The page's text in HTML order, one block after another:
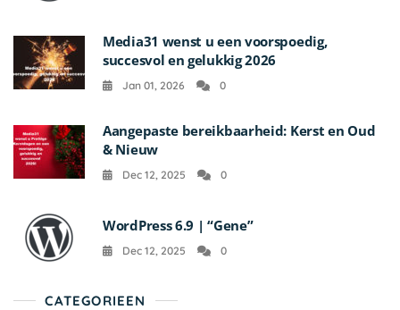
Media31 wenst u een voorspoedig,
succesvol en gelukkig 2026
Jan 01, 2026 0
Aangepaste bereikbaarheid: Kerst en Oud
& Nieuw
Dec 12, 2025 0
WordPress 6.9 | “Gene”
Dec 12, 2025 0
CATEGORIEEN